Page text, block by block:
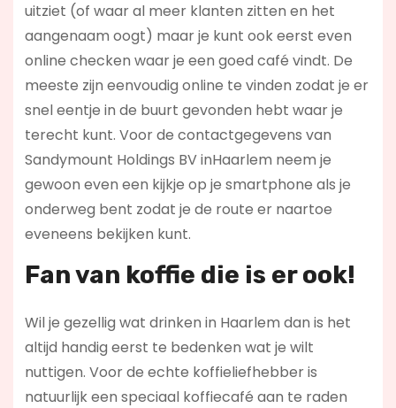
uitziet (of waar al meer klanten zitten en het
aangenaam oogt) maar je kunt ook eerst even
online checken waar je een goed café vindt. De
meeste zijn eenvoudig online te vinden zodat je er
snel eentje in de buurt gevonden hebt waar je
terecht kunt. Voor de contactgegevens van
Sandymount Holdings BV inHaarlem neem je
gewoon even een kijkje op je smartphone als je
onderweg bent zodat je de route er naartoe
eveneens bekijken kunt.
Fan van koffie die is er ook!
Wil je gezellig wat drinken in Haarlem dan is het
altijd handig eerst te bedenken wat je wilt
nuttigen. Voor de echte koffieliefhebber is
natuurlijk een speciaal koffiecafé aan te raden